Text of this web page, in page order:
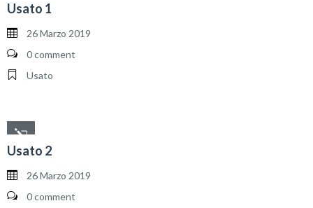
Usato 1
26 Marzo 2019
0 comment
Usato
Usato 2
26 Marzo 2019
0 comment